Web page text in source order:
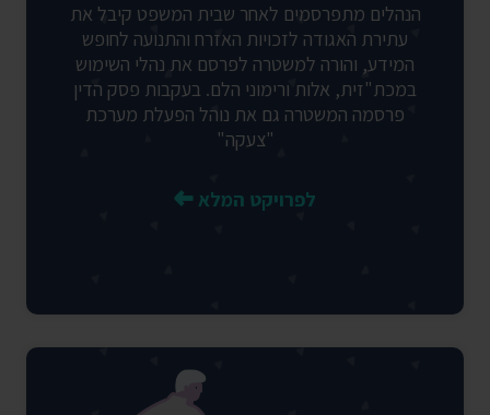
הנהלים מתפרסמים לאחר שבית המשפט קיבל את
עתירת האגודה לזכויות האזרח והתנועה לחופש
המידע, והורה למשטרה לפרסם את נהלי השימוש
במכת"זית, אלות ורימוני הלם. בעקבות פסק הדין
פרסמה המשטרה גם את נוהל הפעלת מערכת
"צעקה"
לפרויקט המלא